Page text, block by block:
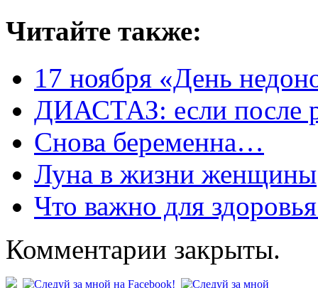
Читайте также:
17 ноября «День
ДИАСТАЗ: если после
Снова беременна…
Луна в жизни женщины
Что важно для
Комментарии закрыты.